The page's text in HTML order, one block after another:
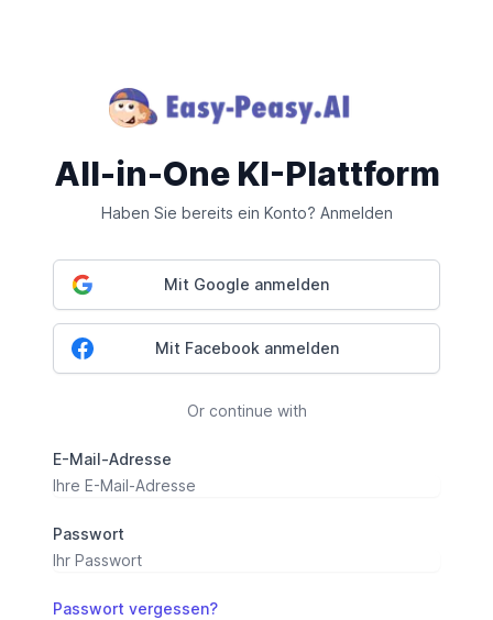
All-in-One KI-Plattform
Haben Sie bereits ein Konto? Anmelden
Mit Google anmelden
Mit Facebook anmelden
Or continue with
E-Mail-Adresse
Passwort
Passwort vergessen?